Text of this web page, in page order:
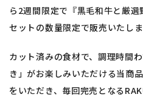
ら2週間限定で『黒毛和牛と厳
セットの数量限定で販売いたしま
カット済みの食材で、調理時間
き」がお楽しみいただける当商
をいただき、毎回完売となる